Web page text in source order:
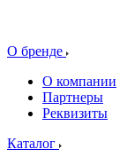
О бренде
О компании
Партнеры
Реквизиты
Каталог